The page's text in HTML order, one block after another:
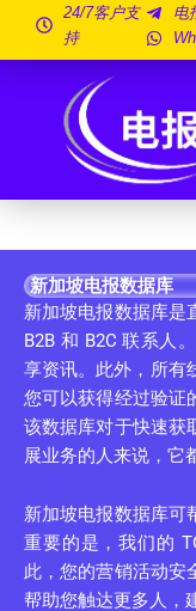
24/7客户支
持
电
新加坡电报数据库
新加坡电报数据库是
B2B 和 B2C 联系人
享资讯。此外，所有
您可以获得经过验证
该数据库对于快速获
展业务的人来说，它
新加坡电报数据库可
重要的是，我们的
此，您的营销活动安
帮助您触达更多人，